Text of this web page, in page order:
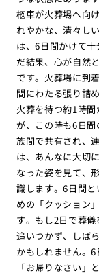
柩車が火葬場へ向
れやかな、清々し
は、6日間かけて
だ結果、心が自然
です。火葬場に到
間にわたる張り詰
火葬を待つ約1時
が、この時も6日
族間で共有され、
は、あんなに大切
なった姿を見て、
識します。6日間
めの「クッション
す。もし2日で葬
追いつかず、しば
かもしれません。
「お帰りなさい」